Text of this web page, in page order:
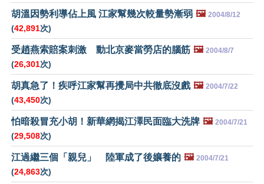
胡溫因勢利導佔上風 江家幫幾次較量勢漸弱 🖼️ 2004/8/12
(42,891次)
受趙燕索賠案刺激 動北京麥當勞店的腦筋 🖼️ 2004/8/7
(26,301次)
胡真急了！疾呼江家幫再攪局中共徹底沒戲 🖼️ 2004/7/22
(43,450次)
怕暗殺冒充小胡！新華網揭江澤民面臨大洗牌 🖼️ 2004/7/21
(29,508次)
江過繼三個「親兒」 陸軍成了後孃養的 🖼️ 2004/7/21
(24,863次)